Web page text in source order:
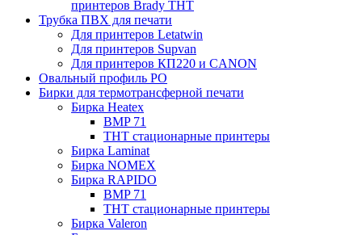
принтеров Brady THT
Трубка ПВХ для печати
Для принтеров Letatwin
Для принтеров Supvan
Для принтеров КП220 и CANON
Овальный профиль PO
Бирки для термотрансферной печати
Бирка Heatex
BMP 71
THT стационарные принтеры
Бирка Laminat
Бирка NOMEX
Бирка RAPIDO
BMP 71
THT стационарные принтеры
Бирка Valeron